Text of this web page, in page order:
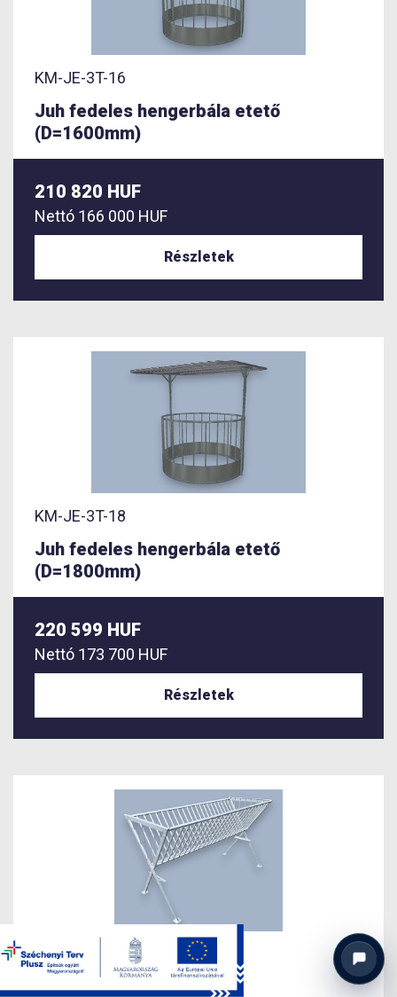
KM-JE-3T-16
Juh fedeles hengerbála etető
(D=1600mm)
210 820 HUF
Nettó 166 000 HUF
Részletek
KM-JE-3T-18
Juh fedeles hengerbála etető
(D=1800mm)
220 599 HUF
Nettó 173 700 HUF
Részletek
KM-JE-3-20
Szénarács (L=2m)